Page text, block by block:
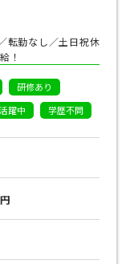
転勤なし／土日祝休
！
研修あり
躍中 学歴不問